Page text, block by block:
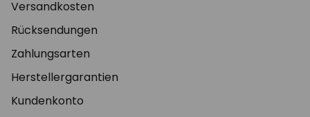
Versandkosten
Rücksendungen
Zahlungsarten
Herstellergarantien
Kundenkonto